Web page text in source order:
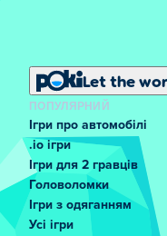
Let the
ПОПУЛЯРНИЙ
Ігри про автомобілі
.io ігри
Ігри для 2 гравців
Головоломки
Ігри з одяганням
Усі ігри